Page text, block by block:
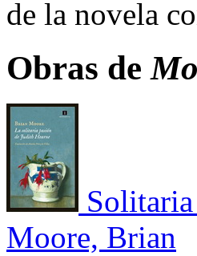
de la novela
Obras de
Moore, Brian